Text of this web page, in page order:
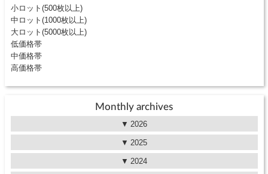
小ロット(500枚以上)
中ロット(1000枚以上)
大ロット(5000枚以上)
低価格帯
中価格帯
高価格帯
Monthly archives
2026
2025
2024